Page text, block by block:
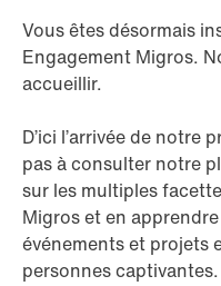
Vous êtes désormais
Engagement Migros.
accueillir.
D’ici l’arrivée de notre
pas à consulter notre
sur les multiples
Migros et en
événements et projets
personnes captivantes.